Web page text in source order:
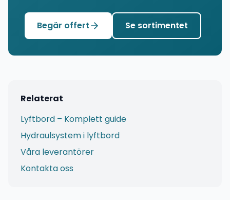
Begär offert Se sortimentet
Relaterat
Lyftbord – Komplett guide
Hydraulsystem i lyftbord
Våra leverantörer
Kontakta oss